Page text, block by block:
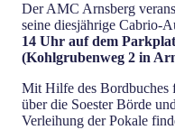
Der AMC Arnsberg
seine diesjährige Cabrio-
14 Uhr auf dem
(Kohlgrubenweg 2 in
Mit Hilfe des Bordbuches
über die Soester Börde
Verleihung der Pokale